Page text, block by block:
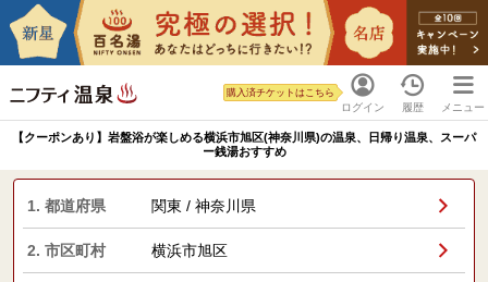
ログイン
購入済チケットはこちら
履歴 メニュー
【クーポンあり】岩盤浴が楽しめる横浜市旭区(神奈川県)の温泉、日帰り温泉、スーパ
ー銭湯おすすめ
1. 都道府県 関東 / 神奈川県
2. 市区町村 横浜市旭区